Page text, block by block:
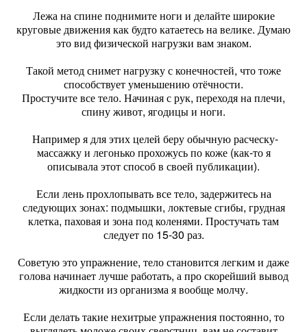
Лежа на спине поднимите ноги и делайте широкие
круговые движения как будто катаетесь на велике. Думаю
это вид физической нагрузки вам знаком.
Такой метод снимет нагрузку с конечностей, что тоже
способствует уменьшению отёчности.
Простучите все тело. Начиная с рук, переходя на плечи,
спину живот, ягодицы и ноги.
Например я для этих целей беру обычную расческу-
массажку и легонько прохожусь по коже (как-то я
описывала этот способ в своей публикации).
Если лень прохлопывать все тело, задержитесь на
следующих зонах: подмышки, локтевые сгибы, грудная
клетка, паховая и зона под коленями. Простучать там
следует по 15-30 раз.
Советую это упражнение, тело становится легким и даже
голова начинает лучше работать, а про скорейший вывод
жидкости из организма я вообще молчу.
Если делать такие нехитрые упражнения постоянно, то